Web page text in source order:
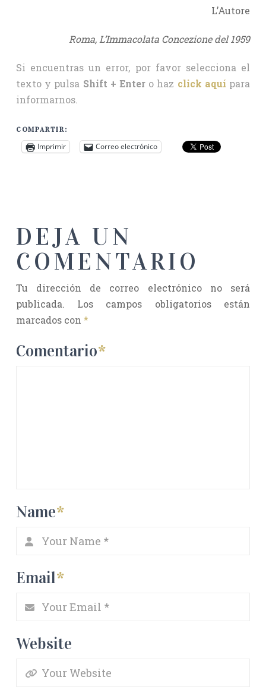
L’Autore
Roma, L’Immacolata Concezione del 1959
Si encuentras un error, por favor selecciona el
texto y pulsa Shift + Enter o haz click aquí para
informarnos.
COMPARTIR:
Imprimir Correo electrónico
DEJA UN
COMENTARIO
Tu dirección de correo electrónico no será
publicada.
Los campos obligatorios están
marcados con *
Comentario*
Name*
Email*
Website